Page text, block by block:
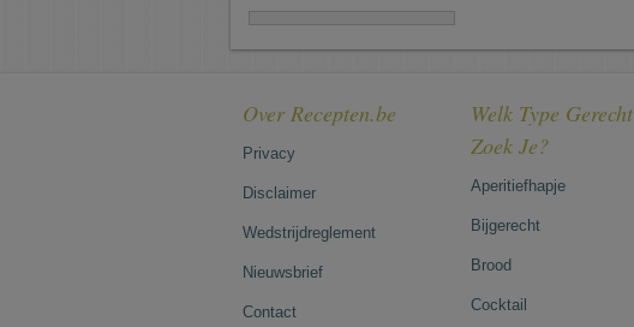
Over Recepten.be
Privacy
Disclaimer
Wedstrijdreglement
Nieuwsbrief
Contact
Welk Type Gerecht
Zoek Je?
Aperitiefhapje
Bijgerecht
Brood
Cocktail